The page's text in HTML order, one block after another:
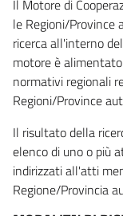
Il Motore di
le Regioni/
ricerca all'interno
motore è
normativi regionali
Regioni/Province
Il risultato della
elenco di uno o più
indirizzati all'atti
Regione/Provincia